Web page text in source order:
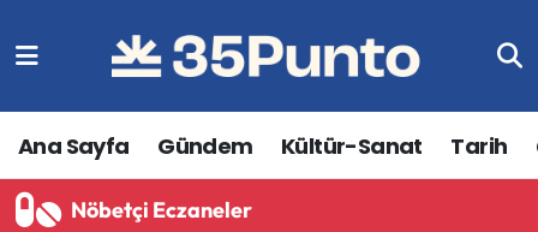
Ana Sayfa Gündem Kültür-Sanat Tarih
Nöbetçi Eczaneler